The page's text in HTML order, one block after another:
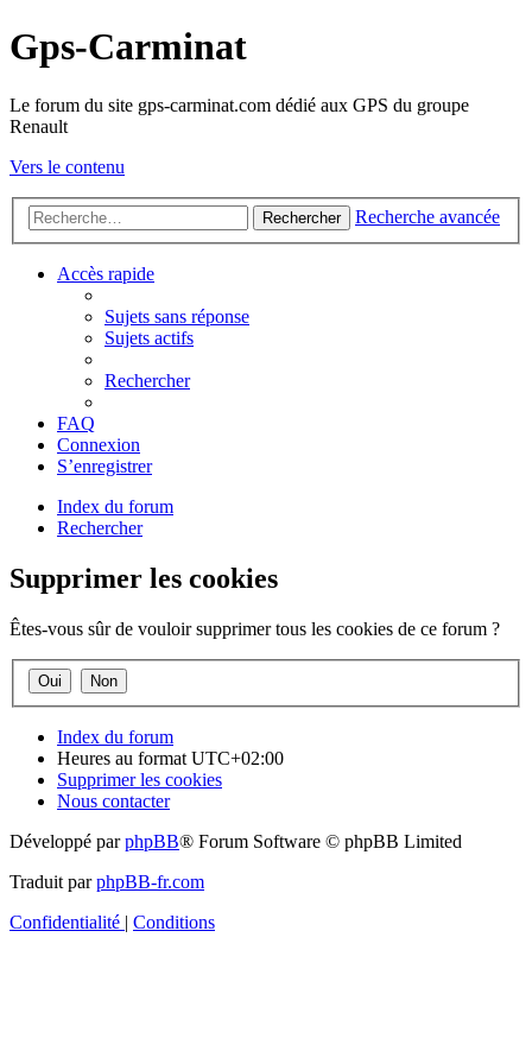
Gps-Carminat
Le forum du site gps-carminat.com dédié aux GPS du groupe
Renault
Vers le contenu
Rechercher Recherche avancée
Accès rapide
Sujets sans réponse
Sujets actifs
Rechercher
FAQ
Connexion
S’enregistrer
Index du forum
Rechercher
Supprimer les cookies
Êtes-vous sûr de vouloir supprimer tous les cookies de ce forum ?
Index du forum
Heures au format UTC+02:00
Supprimer les cookies
Nous contacter
Développé parphpBB® Forum Software © phpBB Limited
Traduit parphpBB-fr.com
Confidentialité | Conditions